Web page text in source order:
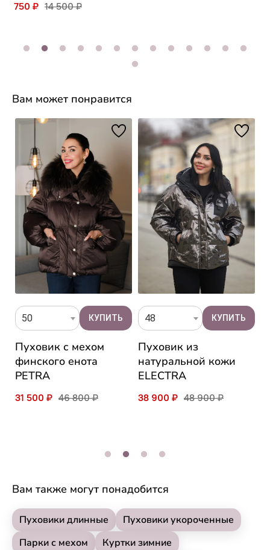
8 750 ₽ 14 500 ₽
Вам может понравится
50
Пуховик с мехом
финского енота
PETRA
31 500 ₽ 46 800 ₽
48
Пуховик из
натуральной кожи
ELECTRA
38 900 ₽ 48 900 ₽
Вам также могут понадобится
Пуховики длинные
Пуховики укороченные
Парки с мехом
Куртки зимние